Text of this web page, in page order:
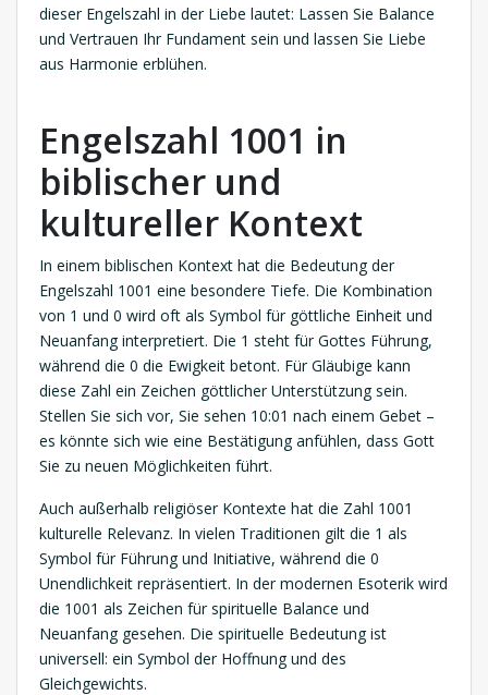
dieser Engelszahl in der Liebe lautet: Lassen Sie Balance
und Vertrauen Ihr Fundament sein und lassen Sie Liebe
aus Harmonie erblühen.
Engelszahl 1001 in
biblischer und
kultureller Kontext
In einem biblischen Kontext hat die Bedeutung der
Engelszahl 1001 eine besondere Tiefe. Die Kombination
von 1 und 0 wird oft als Symbol für göttliche Einheit und
Neuanfang interpretiert. Die 1 steht für Gottes Führung,
während die 0 die Ewigkeit betont. Für Gläubige kann
diese Zahl ein Zeichen göttlicher Unterstützung sein.
Stellen Sie sich vor, Sie sehen 10:01 nach einem Gebet –
es könnte sich wie eine Bestätigung anfühlen, dass Gott
Sie zu neuen Möglichkeiten führt.
Auch außerhalb religiöser Kontexte hat die Zahl 1001
kulturelle Relevanz. In vielen Traditionen gilt die 1 als
Symbol für Führung und Initiative, während die 0
Unendlichkeit repräsentiert. In der modernen Esoterik wird
die 1001 als Zeichen für spirituelle Balance und
Neuanfang gesehen. Die spirituelle Bedeutung ist
universell: ein Symbol der Hoffnung und des
Gleichgewichts.